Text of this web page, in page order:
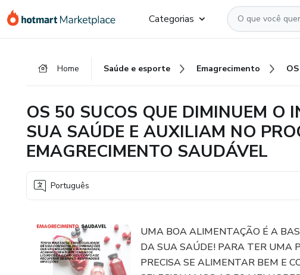
para
para
para
Categorias
Home Saúde e esporte Emagrecimento
OS 50 SUCOS QUE DIMINUEM O
SUA SAÚDE E AUXILIAM NO
EMAGRECIMENTO SAUDÁVEL
Português
UMA BOA ALIMENTAÇÃO É A
DA SUA SAÚDE! PARA TER UMA
PRECISA SE ALIMENTAR BEM E